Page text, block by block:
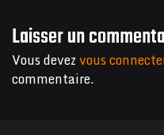
Laisser un
Vous devezvous
commentaire.